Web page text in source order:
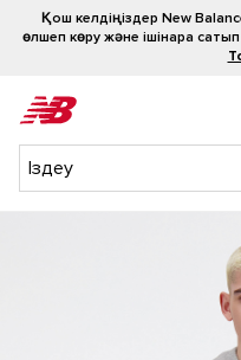
Қош келдіңіздер New
өлшеп көру және ішінара сатып